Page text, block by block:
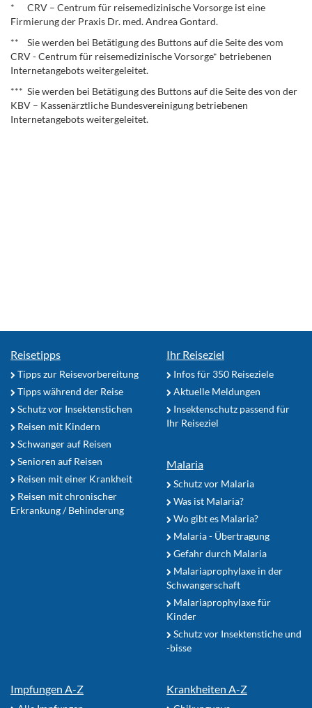
* CRV – Centrum für reisemedizinische Vorsorge ist eine
Firmierung der Praxis Dr. med. Andrea Gontard.
** Sie werden bei Betätigung des Buttons auf die Seite des vom
CRV - Centrum für reisemedizinische Vorsorge* betriebenen
Internetangebots weitergeleitet.
*** Sie werden bei Betätigung des Buttons auf die Seite des von der
KBV – Kassenärztliche Bundesvereinigung betriebenen
Internetangebots weitergeleitet.
Reisetipps
Tipps zur Reisevorbereitung
Tipps während der Reise
Schutz vor Insektenstichen
Reisen mit Kindern
Schwanger auf Reisen
Senioren auf Reisen
Reisen mit einer Krankheit
Reisen mit chronischer
Erkrankung / Behinderung
Ihr Reiseziel
Infos für 350 Reiseziele
Aktuelle Meldungen
Insektenschutz passend für
Ihr Reiseziel
Malaria
Schutz vor Malaria
Was ist Malaria?
Wo gibt es Malaria?
Malaria - Übertragung
Gefahr durch Malaria
Malariaprophylaxe in der
Schwangerschaft
Malariaprophylaxe für
Kinder
Schutz vor Insektenstiche und
-bisse
Impfungen A-Z Krankheiten A-Z